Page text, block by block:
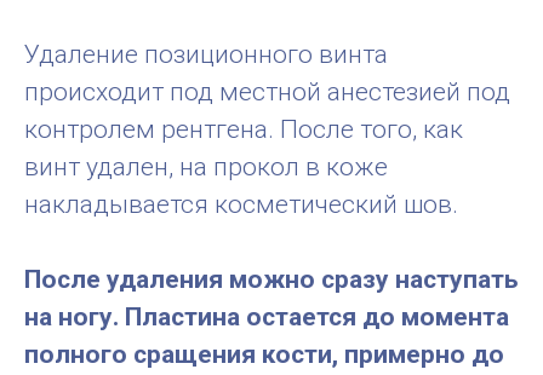
Удаление позиционного винта
происходит под местной анестезией под
контролем рентгена. После того, как
винт удален, на прокол в коже
накладывается косметический шов.
После удаления можно сразу наступать
на ногу. Пластина остается до момента
полного сращения кости, примерно до